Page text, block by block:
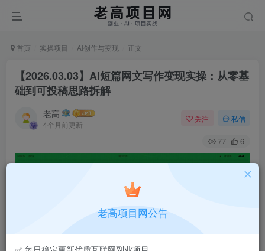
首页 实操项目 AI创作与变现 正文
【2026.03.03】AI短篇网文写作变现实操：从零基
础到可投稿思路拆解
老高
4个月前更新
关注 私信
77 6
老高项目网公告